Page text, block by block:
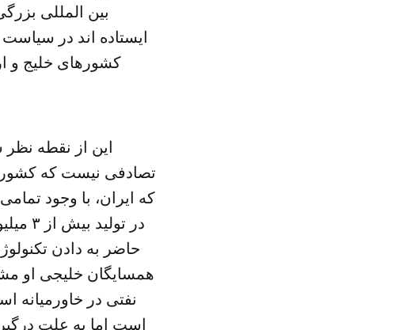
بین المللی
ایستاده اند در سیاست
کشورهای خلیج و
این از نقطه
که ایران، با وجود
در
حاضر به دادن
همسایگان خلیجی او
نفتی در
است اما به علت